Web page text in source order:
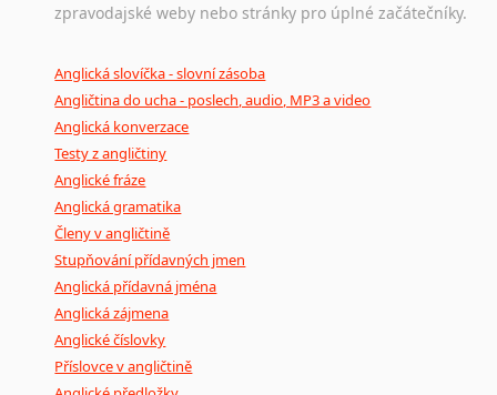
zpravodajské weby nebo stránky pro úplné začátečníky.
Anglická slovíčka - slovní zásoba
Angličtina do ucha - poslech, audio, MP3 a video
Anglická konverzace
Testy z angličtiny
Anglické fráze
Anglická gramatika
Členy v angličtině
Stupňování přídavných jmen
Anglická přídavná jména
Anglická zájmena
Anglické číslovky
Příslovce v angličtině